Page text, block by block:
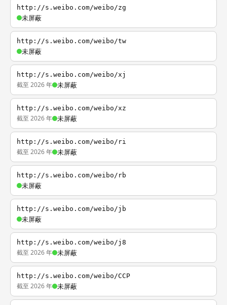
http://s.weibo.com/weibo/zg
未屏蔽
http://s.weibo.com/weibo/tw
未屏蔽
http://s.weibo.com/weibo/xj
截至 2026 年 未屏蔽
http://s.weibo.com/weibo/xz
截至 2026 年 未屏蔽
http://s.weibo.com/weibo/ri
截至 2026 年 未屏蔽
http://s.weibo.com/weibo/rb
未屏蔽
http://s.weibo.com/weibo/jb
未屏蔽
http://s.weibo.com/weibo/j8
截至 2026 年 未屏蔽
http://s.weibo.com/weibo/CCP
截至 2026 年 未屏蔽